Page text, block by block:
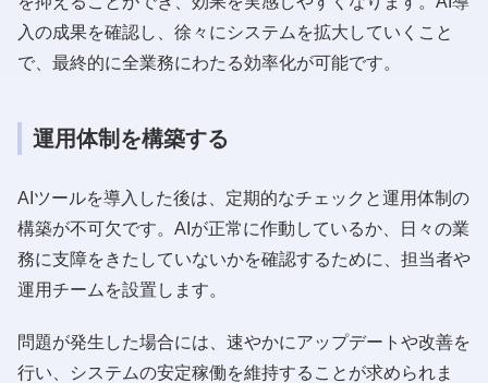
入の成果を確認し、徐々にシステムを拡大していくこと
で、最終的に全業務にわたる効率化が可能です。
運用体制を構築する
AIツールを導入した後は、定期的なチェックと運用体制の
構築が不可欠です。AIが正常に作動しているか、日々の業
務に支障をきたしていないかを確認するために、担当者や
運用チームを設置します。
問題が発生した場合には、速やかにアップデートや改善を
行い、システムの安定稼働を維持することが求められま